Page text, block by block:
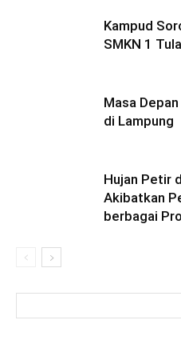
Kampud
SMKN 1
Masa
di Lampung
Hujan Petir
Akibatkan
berbagai